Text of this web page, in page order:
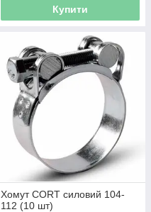
Купити
Хомут CORT силовий 104-
112 (10 шт)